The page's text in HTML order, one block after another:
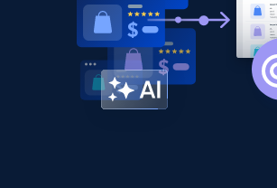
2.1K+ 375+ 今す
Amazon products global dataset